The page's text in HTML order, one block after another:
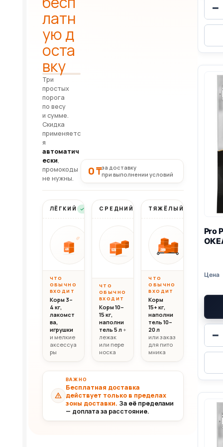
−
Pro
−
латн
ую д
оста
вку
Три
простых
порога
по весу
и сумме.
Скидка
применяетс
я
автоматич
ески,
промокоды
не нужны.
0 ₸за доставку
при выполнении условий
ЛЁГКИЙ Бесплатно
10кг
Вес до 10 кг
10 000 ₸
ЧТО
ОБЫЧНО
ВХОДИТ
Корм 3–
4 кг,
лакомст
ва,
игрушки
и мелкие
аксессуа
ры
СРЕДНИЙ Бесплатно
20кг
Вес 10–20 кг
20 000 ₸
ЧТО
ОБЫЧНО
ВХОДИТ
Корм 10–
15 кг,
наполни
тель 5 л+
лежак
или пере
носка
ТЯЖЁЛЫЙ Бесплатно
30+кг
Вес
ЧТО
ОБЫЧНО
ВХОДИТ
Корм
15+ кг,
наполни
тель 10–
20 л
или заказ
для пито
мника
ВАЖНО
Бесплатная доставка
действует только в пределах
зоны доставки. За её пределами
— доплата за расстояние.